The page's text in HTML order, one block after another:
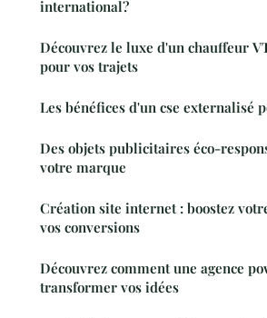
international?
Découvrez le luxe d'un chauffeur
pour vos trajets
Les bénéfices d'un cse externalisé
Des objets publicitaires éco-
votre marque
Création site internet : boostez
vos conversions
Découvrez comment une agence
transformer vos idées